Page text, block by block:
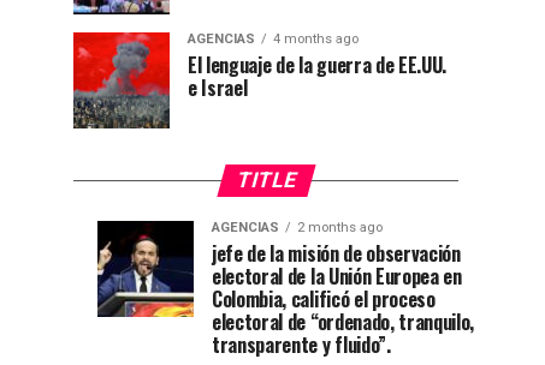
AGENCIAS 4 months ago
El lenguaje de la guerra de EE.UU.
e Israel
TITLE
AGENCIAS
4
weeks
ago
“Mi
casa
está
AGENCIAS
1
month
ago
CNE
declara
AGENCIAS 2 months ago
jefe de la misión de observación
electoral de la Unión Europea en
Colombia, calificó el proceso
electoral de “ordenado, tranquilo,
transparente y fluido”.